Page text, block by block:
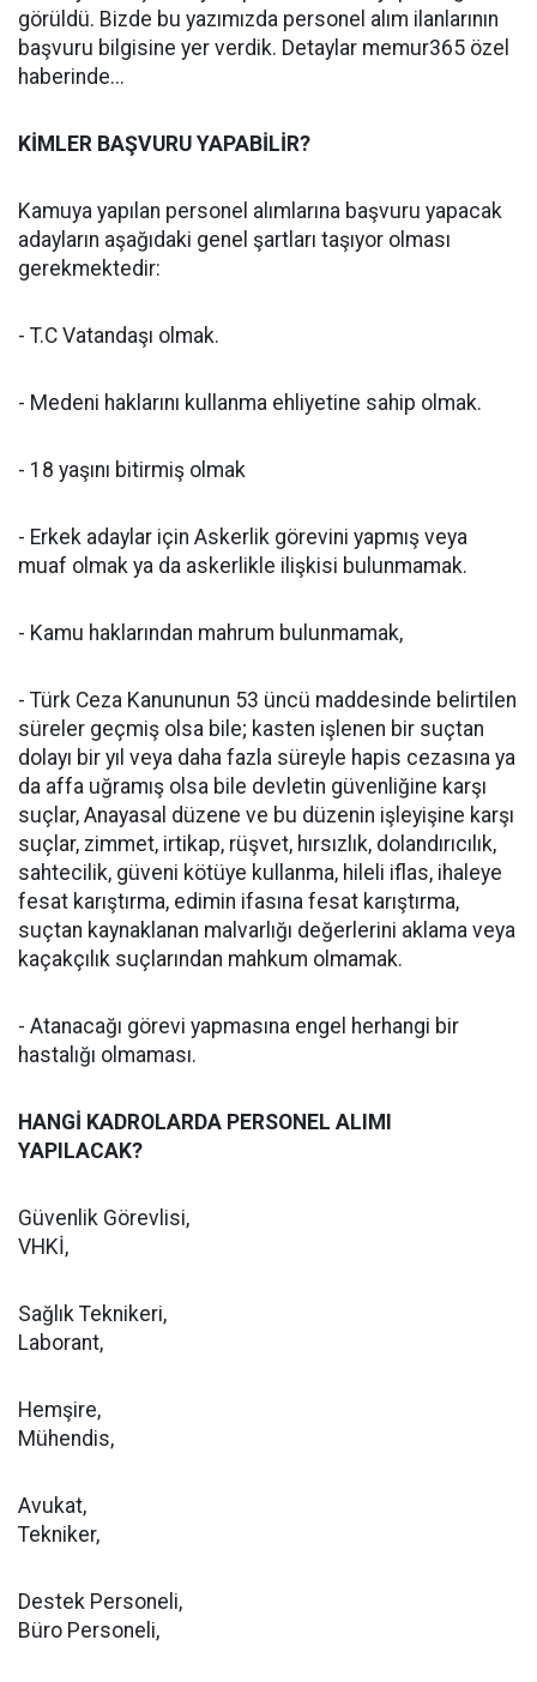
görüldü. Bizde bu yazımızda personel alım ilanlarının
başvuru bilgisine yer verdik. Detaylar memur365 özel
haberinde...
KİMLER BAŞVURU YAPABİLİR?
Kamuya yapılan personel alımlarına başvuru yapacak
adayların aşağıdaki genel şartları taşıyor olması
gerekmektedir:
- T.C Vatandaşı olmak.
- Medeni haklarını kullanma ehliyetine sahip olmak.
- 18 yaşını bitirmiş olmak
- Erkek adaylar için Askerlik görevini yapmış veya
muaf olmak ya da askerlikle ilişkisi bulunmamak.
- Kamu haklarından mahrum bulunmamak,
- Türk Ceza Kanununun 53 üncü maddesinde belirtilen
süreler geçmiş olsa bile; kasten işlenen bir suçtan
dolayı bir yıl veya daha fazla süreyle hapis cezasına ya
da affa uğramış olsa bile devletin güvenliğine karşı
suçlar, Anayasal düzene ve bu düzenin işleyişine karşı
suçlar, zimmet, irtikap, rüşvet, hırsızlık, dolandırıcılık,
sahtecilik, güveni kötüye kullanma, hileli iflas, ihaleye
fesat karıştırma, edimin ifasına fesat karıştırma,
suçtan kaynaklanan malvarlığı değerlerini aklama veya
kaçakçılık suçlarından mahkum olmamak.
- Atanacağı görevi yapmasına engel herhangi bir
hastalığı olmaması.
HANGİ KADROLARDA PERSONEL ALIMI
YAPILACAK?
Güvenlik Görevlisi,
VHKİ,
Sağlık Teknikeri,
Laborant,
Hemşire,
Mühendis,
Avukat,
Tekniker,
Destek Personeli,
Büro Personeli,